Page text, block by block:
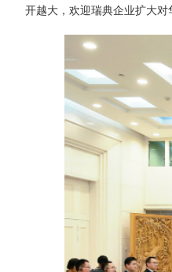
开越大，欢迎瑞典企业扩大